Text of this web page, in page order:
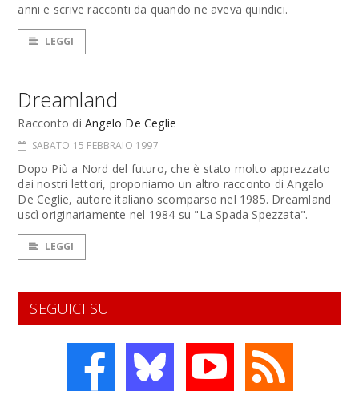
anni e scrive racconti da quando ne aveva quindici.
LEGGI
Dreamland
Racconto di Angelo De Ceglie
SABATO 15 FEBBRAIO 1997
Dopo Più a Nord del futuro, che è stato molto apprezzato
dai nostri lettori, proponiamo un altro racconto di Angelo
De Ceglie, autore italiano scomparso nel 1985. Dreamland
uscì originariamente nel 1984 su "La Spada Spezzata".
LEGGI
SEGUICI SU